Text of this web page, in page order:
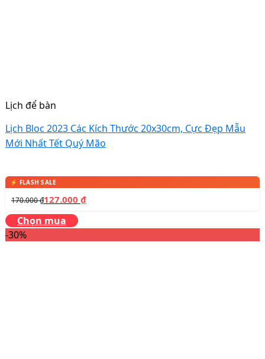
Lịch để bàn
Lịch Bloc 2023 Các Kích Thước 20x30cm, Cực Đẹp Mẫu
Mới Nhất Tết Quý Mão
170.000₫127.000 ₫
Chọn mua
-30%